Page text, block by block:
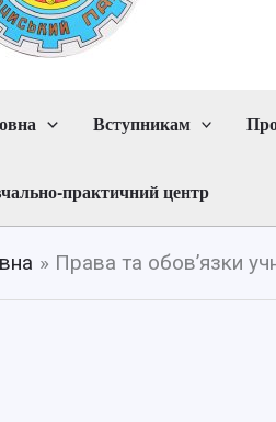
Вступникам
практичний центр
Права та обов’язки